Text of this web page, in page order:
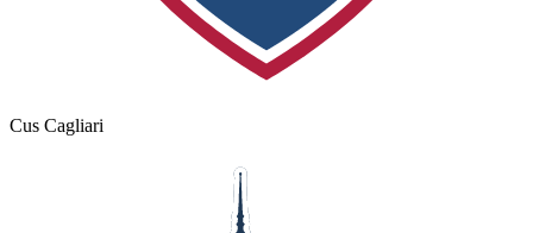
Cus Cagliari